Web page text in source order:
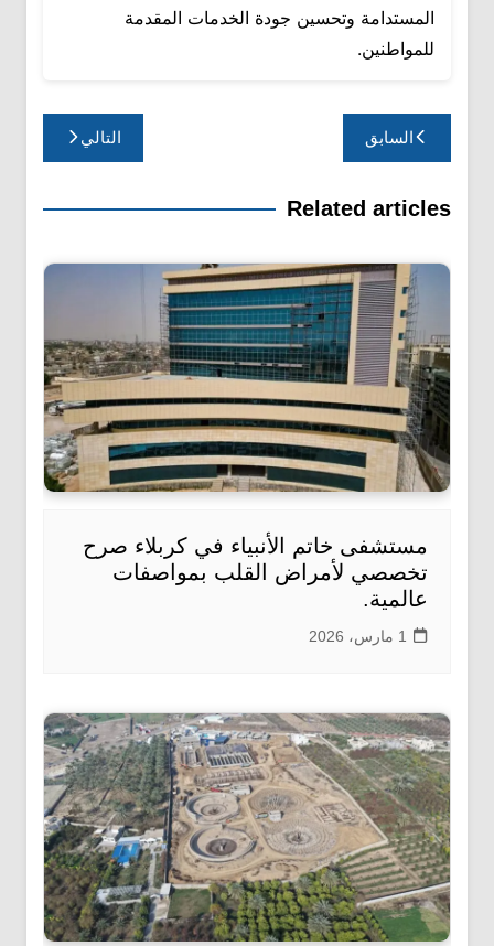
المستدامة وتحسين جودة الخدمات المقدمة
للمواطنين.
تصفّح
المقالات
السابق التالي
Related articles
مستشفى خاتم الأنبياء في كربلاء صرح
تخصصي لأمراض القلب بمواصفات
عالمية.
1 مارس، 2026